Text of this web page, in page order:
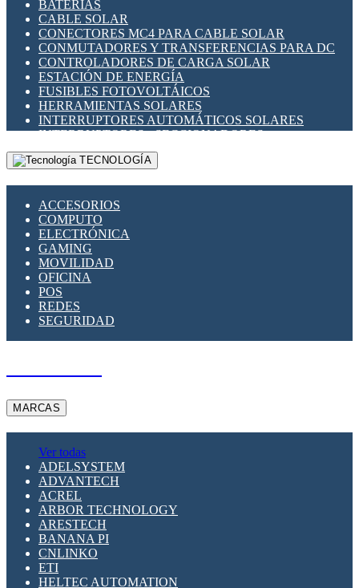
BATERÍAS
CABLE SOLAR
CONECTORES MC4 PARA CABLE SOLAR
CONMUTADORES Y TRANSFERENCIAS PARA DC
CONTROLADORES DE CARGA SOLAR
ESTACIÓN DE ENERGÍA
FUSIBLES FOTOVOLTÁICOS
HERRAMIENTAS SOLARES
INTERRUPTORES AUTOMÁTICOS SOLARES
INTERRUPTORES - SECCIONADORES
FOTOVOLTÁICOS
MONTAJE PANEL SOLAR
SUPRESOR DE TRANSIENTES SPDS PARA
APLICACIONES FOTOVOLTAICAS
TECNOLOGÍA
ACCESORIOS
COMPUTO
ELECTRÓNICA
GAMING
MOVILIDAD
OFICINA
POS
REDES
SEGURIDAD
MARCAS
Ver todas
ADELSYSTEM
ADVANTECH
ACREL
ARBOR TECHNOLOGY
ARESTECH
BANANA PI
CNLINKO
ETI
HELTEC AUTOMATION